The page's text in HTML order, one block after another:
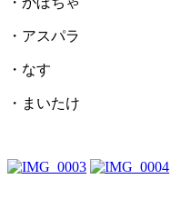
・アスパラ
・なす
・まいたけ